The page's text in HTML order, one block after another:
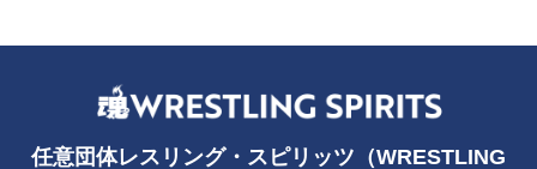
任意団体レスリング・スピリッツ（WRESTLING